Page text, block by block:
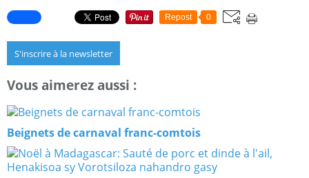
Repost 0
S'inscrire à la newsletter
Vous aimerez aussi :
Beignets de carnaval franc-comtois